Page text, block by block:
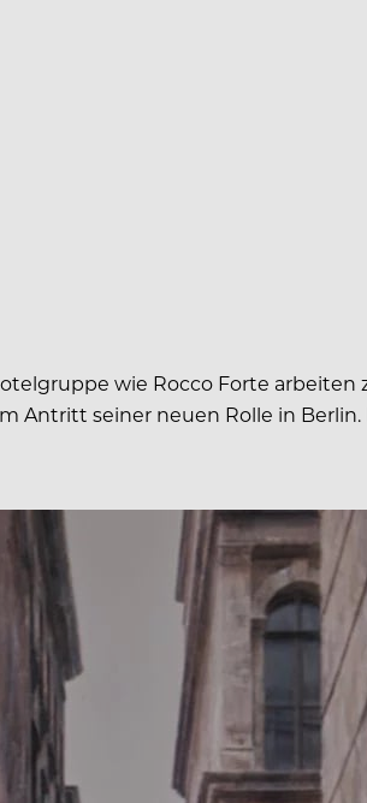
wie Rocco Forte
Antritt seiner neuen Rolle in Berlin.